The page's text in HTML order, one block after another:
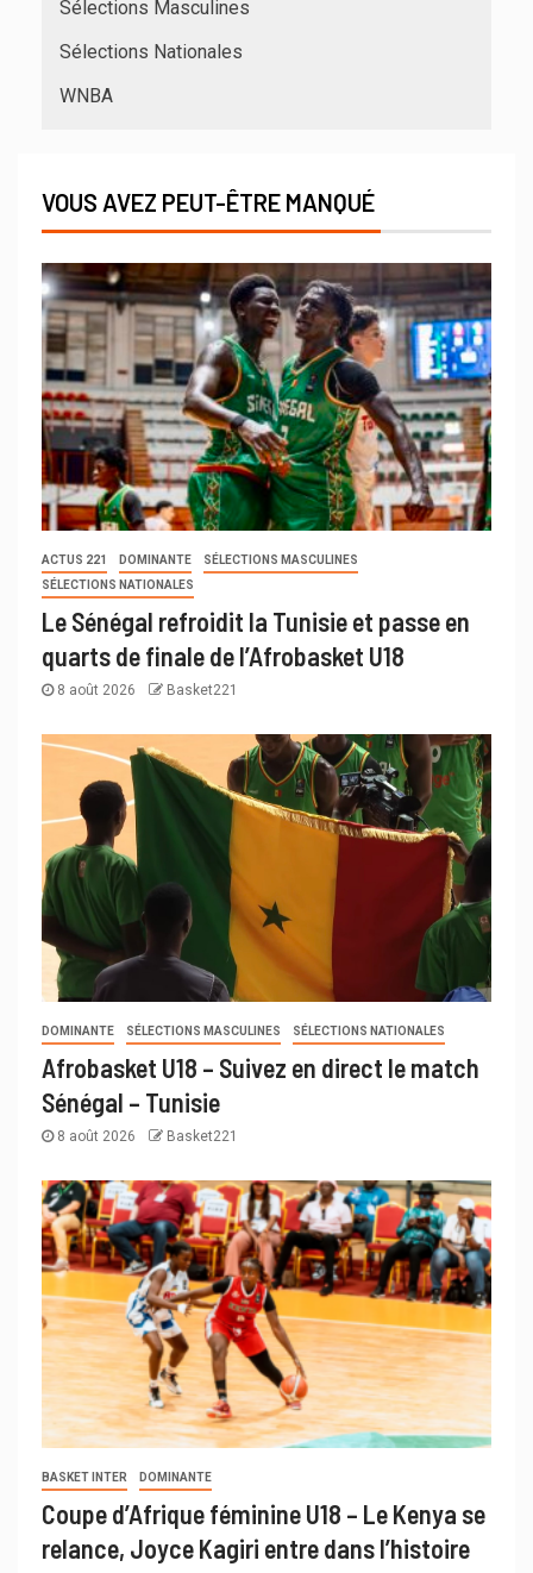
Sélections Masculines
Sélections Nationales
WNBA
VOUS AVEZ PEUT-ÊTRE MANQUÉ
ACTUS 221 DOMINANTE
SÉLECTIONS MASCULINES
SÉLECTIONS NATIONALES
Le Sénégal refroidit la Tunisie et passe en
quarts de finale de l’Afrobasket U18
8 août 2026 Basket221
DOMINANTE SÉLECTIONS MASCULINES SÉLECTIONS NATIONALES
Afrobasket U18 – Suivez en direct le match
Sénégal – Tunisie
8 août 2026 Basket221
BASKET INTER DOMINANTE
Coupe d’Afrique féminine U18 – Le Kenya se
relance, Joyce Kagiri entre dans l’histoire